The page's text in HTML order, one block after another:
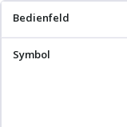
Bedienfeld